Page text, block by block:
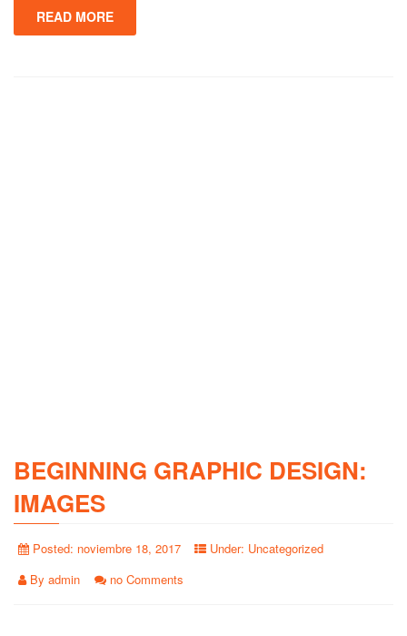
READ MORE
BEGINNING GRAPHIC DESIGN:
IMAGES
Posted: noviembre 18, 2017 Under: Uncategorized
By admin no Comments